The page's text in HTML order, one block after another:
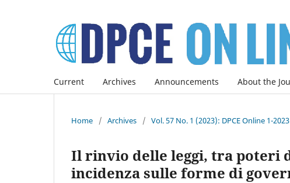
Current Archives Announcements About the
Home / Archives / Vol. 57 No. 1 (2023): DPCE Online 1-2023
Il rinvio delle leggi, tra poteri
incidenza sulle forme di